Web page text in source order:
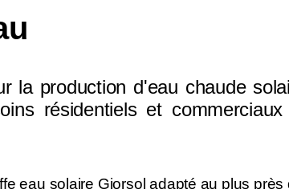
la production d'eau chaude
résidentiels et
eau solaire Giorsol adapté au plus